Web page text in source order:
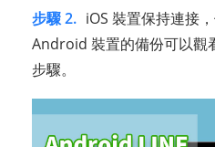
步驟 2. iOS 裝置保持連接
Android 裝置的備份可以觀
步驟。